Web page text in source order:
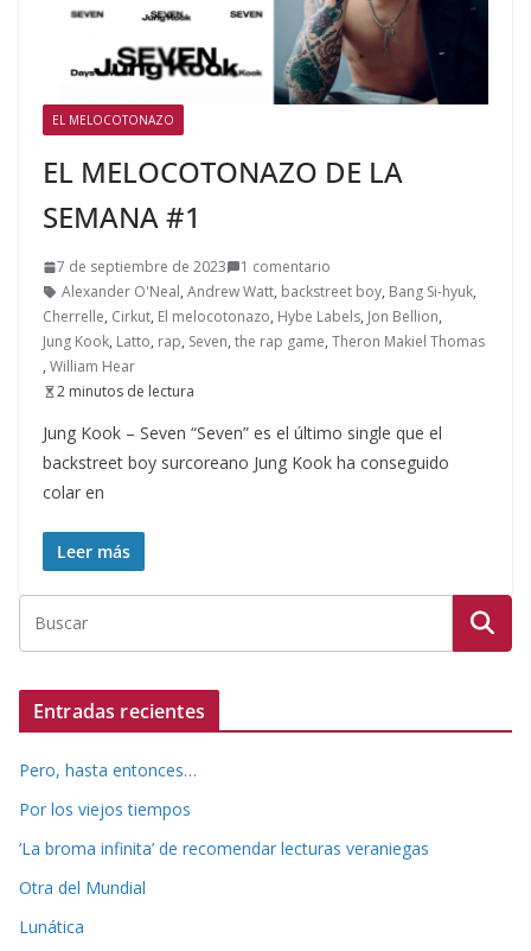
EL MELOCOTONAZO
EL MELOCOTONAZO DE LA
SEMANA #1
7 de septiembre de 2023
1 comentario
Alexander O'Neal, Andrew Watt, backstreet boy, Bang Si-hyuk,
Cherrelle, Cirkut, El melocotonazo, Hybe Labels, Jon Bellion,
Jung Kook, Latto, rap, Seven, the rap game, Theron Makiel Thomas
, William Hear
2 minutos de lectura
Jung Kook – Seven “Seven” es el último single que el
backstreet boy surcoreano Jung Kook ha conseguido
colar en
Leer más
Entradas recientes
Pero, hasta entonces…
Por los viejos tiempos
‘La broma infinita’ de recomendar lecturas veraniegas
Otra del Mundial
Lunática